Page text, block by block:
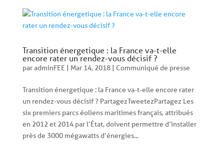
Transition énergetique : la France va-t-elle
encore rater un rendez-vous décisif ?
paradminFEE | Mar 14, 2018| Communiqué de presse
Transition énergetique : la France va-t-elle encore rater
un rendez-vous décisif ? PartagezTweetezPartagez Les
six premiers parcs éoliens maritimes français, attribués
en 2012 et 2014 par l’État, doivent permettre d’installer
près de 3000 mégawatts d’énergies...